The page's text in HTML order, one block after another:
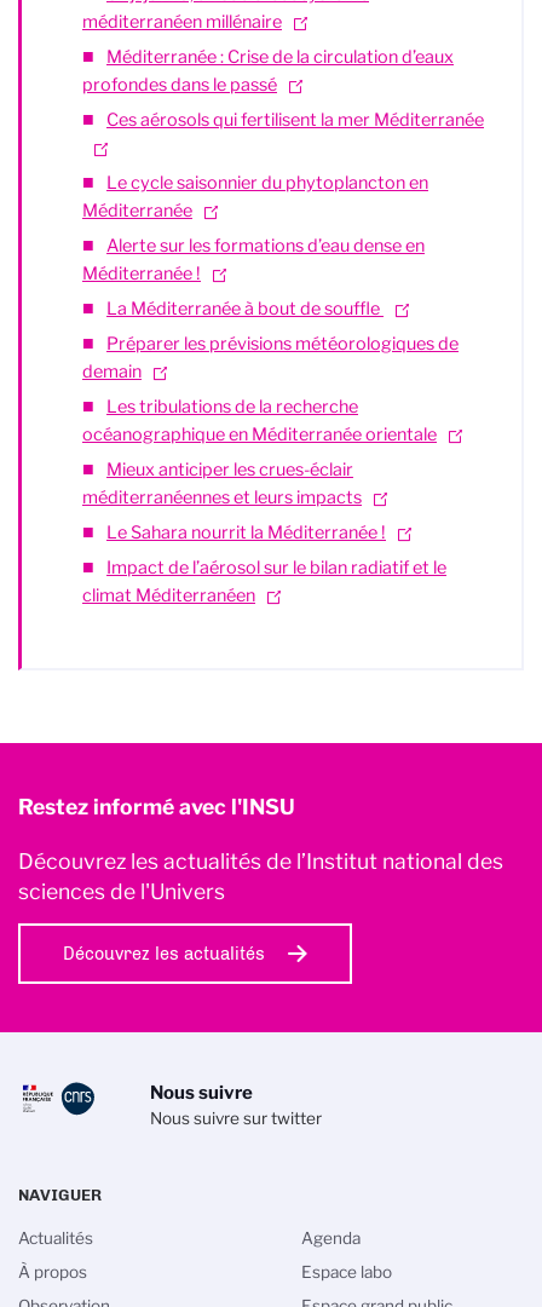
méditerranéen millénaire
Méditerranée : Crise de la circulation d’eaux
profondes dans le passé
Ces aérosols qui fertilisent la mer Méditerranée
Le cycle saisonnier du phytoplancton en
Méditerranée
Alerte sur les formations d’eau dense en
Méditerranée !
La Méditerranée à bout de souffle
Préparer les prévisions météorologiques de
demain
Les tribulations de la recherche
océanographique en Méditerranée orientale
Mieux anticiper les crues-éclair
méditerranéennes et leurs impacts
Le Sahara nourrit la Méditerranée !
Impact de l’aérosol sur le bilan radiatif et le
climat Méditerranéen
Restez informé avec l'INSU
Découvrez les actualités de l’Institut national des
sciences de l'Univers
Découvrez les actualités
Nous suivre
Nous suivre sur twitter
NAVIGUER
Actualités
À propos
Agenda
Espace labo